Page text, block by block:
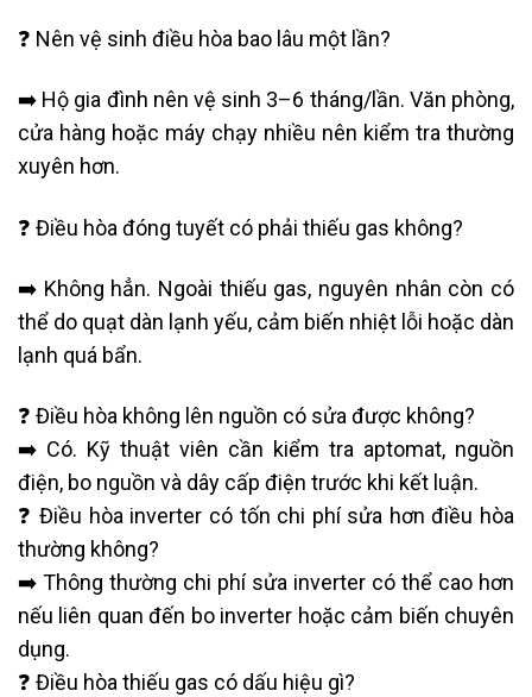
❓ Nên vệ sinh điều hòa bao lâu một lần?
➡️ Hộ gia đình nên vệ sinh 3–6 tháng/lần. Văn phòng,
cửa hàng hoặc máy chạy nhiều nên kiểm tra thường
xuyên hơn.
❓ Điều hòa đóng tuyết có phải thiếu gas không?
➡️ Không hẳn. Ngoài thiếu gas, nguyên nhân còn có
thể do quạt dàn lạnh yếu, cảm biến nhiệt lỗi hoặc dàn
lạnh quá bẩn.
❓ Điều hòa không lên nguồn có sửa được không?
➡️ Có. Kỹ thuật viên cần kiểm tra aptomat, nguồn
điện, bo nguồn và dây cấp điện trước khi kết luận.
❓ Điều hòa inverter có tốn chi phí sửa hơn điều hòa
thường không?
➡️ Thông thường chi phí sửa inverter có thể cao hơn
nếu liên quan đến bo inverter hoặc cảm biến chuyên
dụng.
❓ Điều hòa thiếu gas có dấu hiệu gì?